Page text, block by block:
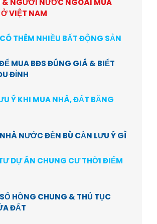
& NGƯỜI NƯỚC NGOÀI MUA
VIỆT NAM
THÊM NHIỀU BẤT ĐỘNG SẢN
MUA BĐS ĐÚNG GIÁ & BIẾT
ĐỈNH
Ý KHI MUA NHÀ, ĐẤT BẰNG
NƯỚC ĐỀN BÙ CẦN LƯU Ý GÌ
DỰ ÁN CHUNG CƯ THỜI ĐIỂM
HỒNG CHUNG & THỦ TỤC
ĐẤT